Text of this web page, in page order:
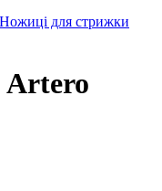
Ножиці для стрижки
Artero